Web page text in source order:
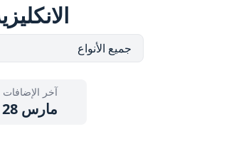
آخر الإضافات
مارس 28